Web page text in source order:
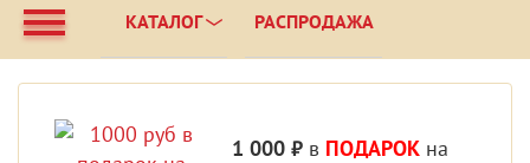
КАТАЛОГ РАСПРОДАЖА
1 000 ₽ в ПОДАРОК на